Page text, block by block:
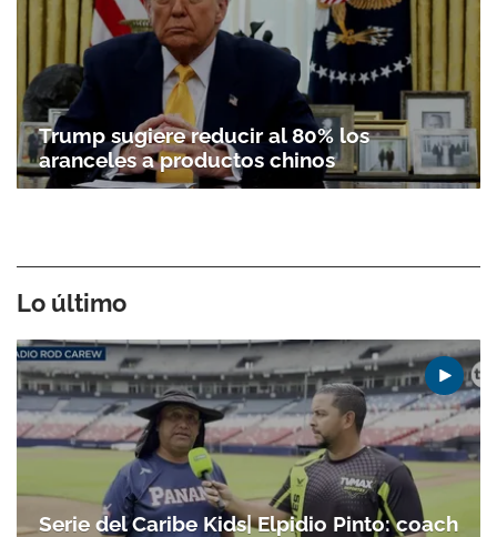
Trump sugiere reducir al 80% los
aranceles a productos chinos
Lo último
Serie del Caribe Kids| Elpidio Pinto: coach